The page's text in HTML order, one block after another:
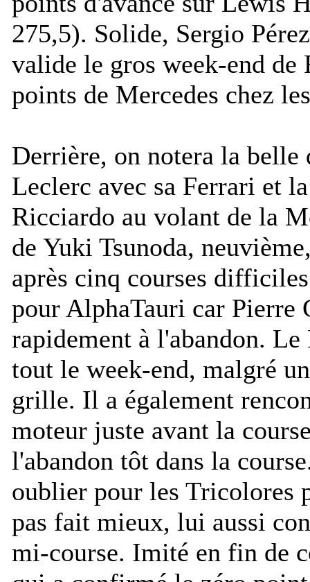
275,5). Solide, Sergio
valide le gros week-end
points de Mercedes chez
Derrière, on notera la belle
Leclerc avec sa Ferrari et
Ricciardo au volant de la
de Yuki Tsunoda,
après cinq courses
pour AlphaTauri car Pierre
rapidement à l'abandon.
tout le week-end, malgré
grille. Il a également
moteur juste avant la
l'abandon tôt dans la
oublier pour les Tricolores
pas fait mieux, lui aussi
mi-course. Imité en fin de